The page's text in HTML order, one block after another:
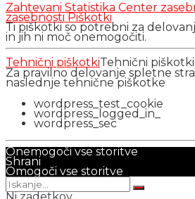
Zahtevani Statistika Center
zasebnosti Piškotki
Ti piškotki so potrebni za
in jih ni moč onemogočiti.
Tehnični piškotkiTehnični piškotki
Za pravilno delovanje spletne
naslednje tehnične piškotke
wordpress_test_cookie
wordpress_logged_in_
wordpress_sec
Onemogoči vse storitve
Shrani
Omogoči vse storitve